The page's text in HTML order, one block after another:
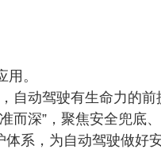
用。
动驾驶有生命力的前
而深”，聚焦安全兜底
系，为自动驾驶做好